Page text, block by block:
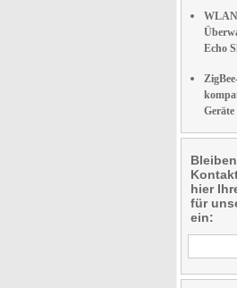
Echo
hier
für
ein: